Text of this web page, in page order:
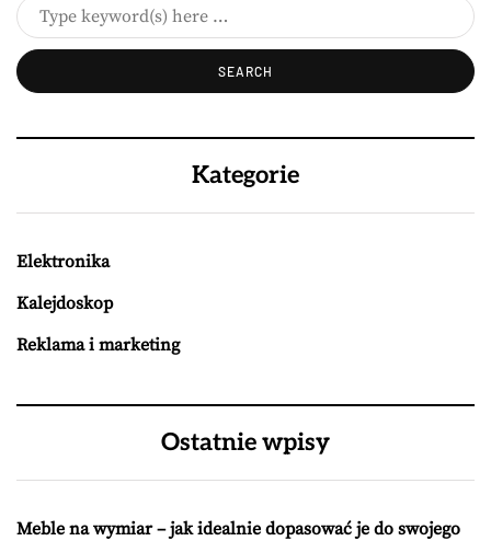
Kategorie
Elektronika
Kalejdoskop
Reklama i marketing
Ostatnie wpisy
Meble na wymiar – jak idealnie dopasować je do swojego